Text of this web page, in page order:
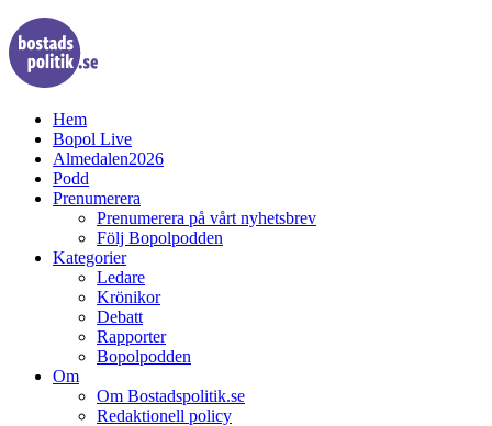
Hem
Bopol Live
Almedalen2026
Podd
Prenumerera
Prenumerera på vårt nyhetsbrev
Följ Bopolpodden
Kategorier
Ledare
Krönikor
Debatt
Rapporter
Bopolpodden
Om
Om Bostadspolitik.se
Redaktionell policy